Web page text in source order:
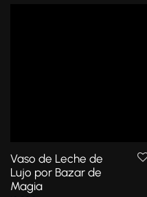
Vaso de Leche de
Lujo por Bazar de
Magia